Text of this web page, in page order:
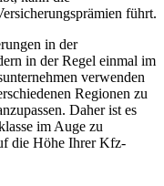
führt.
in der
in der Regel einmal im
verwenden
Regionen zu
Daher ist es
im Auge zu
die Höhe Ihrer Kfz-